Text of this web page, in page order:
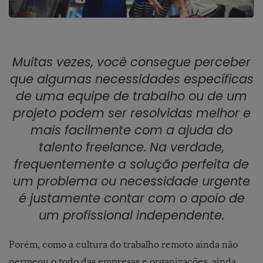
Muitas vezes, você consegue perceber
que algumas necessidades específicas
de uma equipe de trabalho ou de um
projeto podem ser resolvidas melhor e
mais facilmente com a ajuda do
talento freelance. Na verdade,
frequentemente a solução perfeita de
um problema ou necessidade urgente
é justamente contar com o apoio de
um profissional independente.
Porém, como a cultura do trabalho remoto ainda não